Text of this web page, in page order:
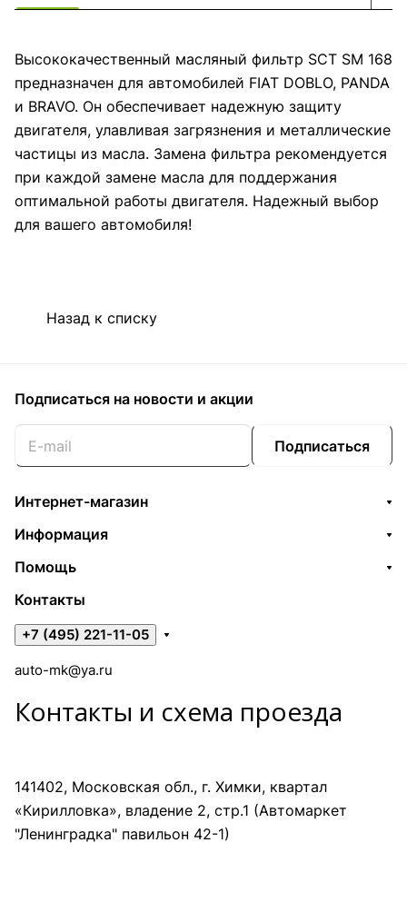
Высококачественный масляный фильтр SCT SM 168
предназначен для автомобилей FIAT DOBLO, PANDA
и BRAVO. Он обеспечивает надежную защиту
двигателя, улавливая загрязнения и металлические
частицы из масла. Замена фильтра рекомендуется
при каждой замене масла для поддержания
оптимальной работы двигателя. Надежный выбор
для вашего автомобиля!
Назад к списку
Подписаться на новости и акции
Подписаться
Интернет-магазин
Информация
Помощь
Контакты
+7 (495) 221-11-05
auto-mk@ya.ru
Контакты и схема проезда
141402, Московская обл., г. Химки, квартал
«Кирилловка», владение 2, стр.1 (Автомаркет
"Ленинградка" павильон 42-1)